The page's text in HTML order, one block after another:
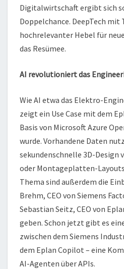
Digitalwirtschaft ergibt sich
Doppelchance. DeepTech
hochrelevanter Hebel für
das Resümee.
AI revolutioniert das
Wie AI etwa das Elektro-
zeigt ein Use Case mit dem
Basis von Microsoft Azure
wurde. Vorhandene Daten
sekundenschnelle 3D-Design
oder Montageplatten-
Thema sind außerdem die
Brehm, CEO von Siemens
Sebastian Seitz, CEO von
geben. Schon jetzt gibt es
zwischen dem Siemens
dem Eplan Copilot – eine
AI-Agenten über APIs.